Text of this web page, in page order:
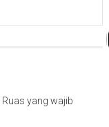
Ruas yang wajib